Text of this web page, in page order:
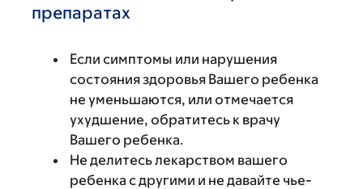
препаратах
Если симптомы или нарушения
состояния здоровья Вашего ребенка
не уменьшаются, или отмечается
ухудшение, обратитесь к врачу
Вашего ребенка.
Не делитесь лекарством вашего
ребенка с другими и не давайте чье-